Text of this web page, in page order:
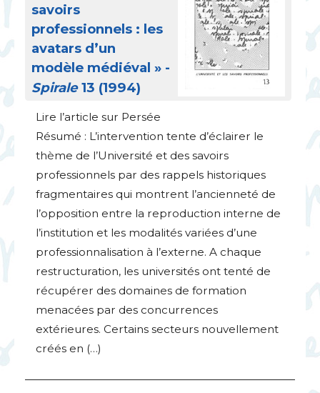
savoirs
professionnels : les
avatars d’un
modèle médiéval » -
Spirale13 (1994)
Lire l’article sur Persée
Résumé : L’intervention tente d’éclairer le
thème de l’Université et des savoirs
professionnels par des rappels historiques
fragmentaires qui montrent l’ancienneté de
l’opposition entre la reproduction interne de
l’institution et les modalités variées d’une
professionnalisation à l’externe. A chaque
restructuration, les universités ont tenté de
récupérer des domaines de formation
menacées par des concurrences
extérieures. Certains secteurs nouvellement
créés en (…)